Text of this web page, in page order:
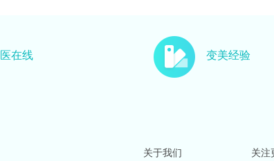
在线 变美经验
关于我们 关注